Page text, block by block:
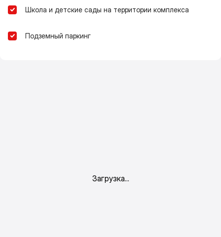
Школа и детские сады на территории комплекса
Подземный паркинг